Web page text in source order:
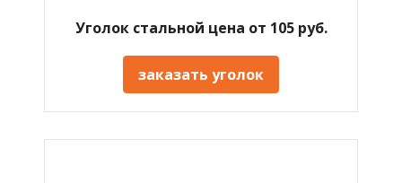
Уголок стальной цена от 105 руб.
заказать уголок